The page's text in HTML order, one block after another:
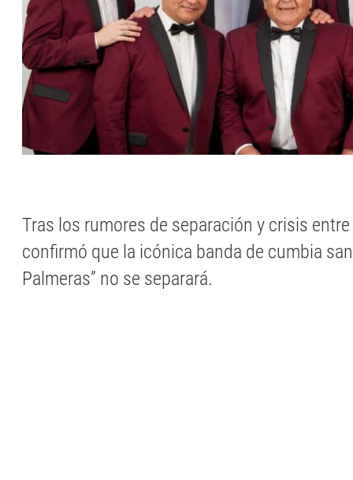
Tras los rumores de separación y crisis
confirmó que la icónica banda de cumbia
Palmeras” no se separará.